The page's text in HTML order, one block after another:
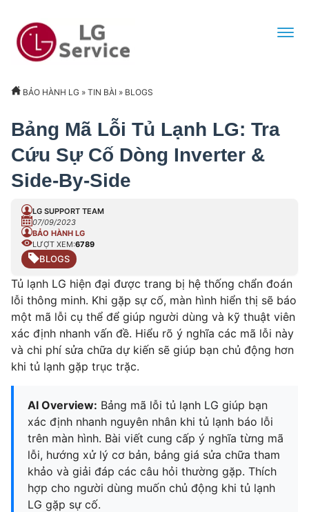
BẢO HÀNH LG » TIN BÀI » BLOGS
Bảng Mã Lỗi Tủ Lạnh LG: Tra
Cứu Sự Cố Dòng Inverter &
Side-By-Side
LG SUPPORT TEAM
07/09/2023
BẢO HÀNH LG
LƯỢT XEM:6789
BLOGS
Tủ lạnh LG hiện đại được trang bị hệ thống chẩn đoán
lỗi thông minh. Khi gặp sự cố, màn hình hiển thị sẽ báo
một mã lỗi cụ thể để giúp người dùng và kỹ thuật viên
xác định nhanh vấn đề. Hiểu rõ ý nghĩa các mã lỗi này
và chi phí sửa chữa dự kiến sẽ giúp bạn chủ động hơn
khi tủ lạnh gặp trục trặc.
AI Overview: Bảng mã lỗi tủ lạnh LG giúp bạn
xác định nhanh nguyên nhân khi tủ lạnh báo lỗi
trên màn hình. Bài viết cung cấp ý nghĩa từng mã
lỗi, hướng xử lý cơ bản, bảng giá sửa chữa tham
khảo và giải đáp các câu hỏi thường gặp. Thích
hợp cho người dùng muốn chủ động khi tủ lạnh
LG gặp sự cố.